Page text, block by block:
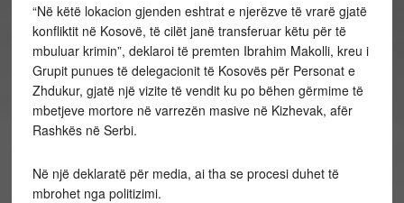
“Në këtë lokacion gjenden eshtrat e njerëzve të vrarë gjatë
konfliktit në Kosovë, të cilët janë transferuar këtu për të
mbuluar krimin”, deklaroi të premten Ibrahim Makolli, kreu i
Grupit punues të delegacionit të Kosovës për Personat e
Zhdukur, gjatë një vizite të vendit ku po bëhen gërmime të
mbetjeve mortore në varrezën masive në Kizhevak, afër
Rashkës në Serbi.
Në një deklaratë për media, ai tha se procesi duhet të
mbrohet nga politizimi.